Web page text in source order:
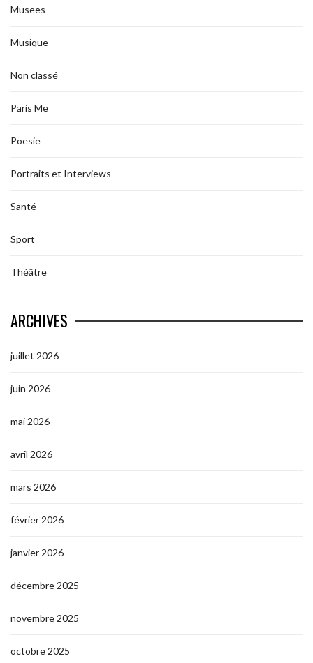
Musees
Musique
Non classé
Paris Me
Poesie
Portraits et Interviews
Santé
Sport
Théâtre
ARCHIVES
juillet 2026
juin 2026
mai 2026
avril 2026
mars 2026
février 2026
janvier 2026
décembre 2025
novembre 2025
octobre 2025